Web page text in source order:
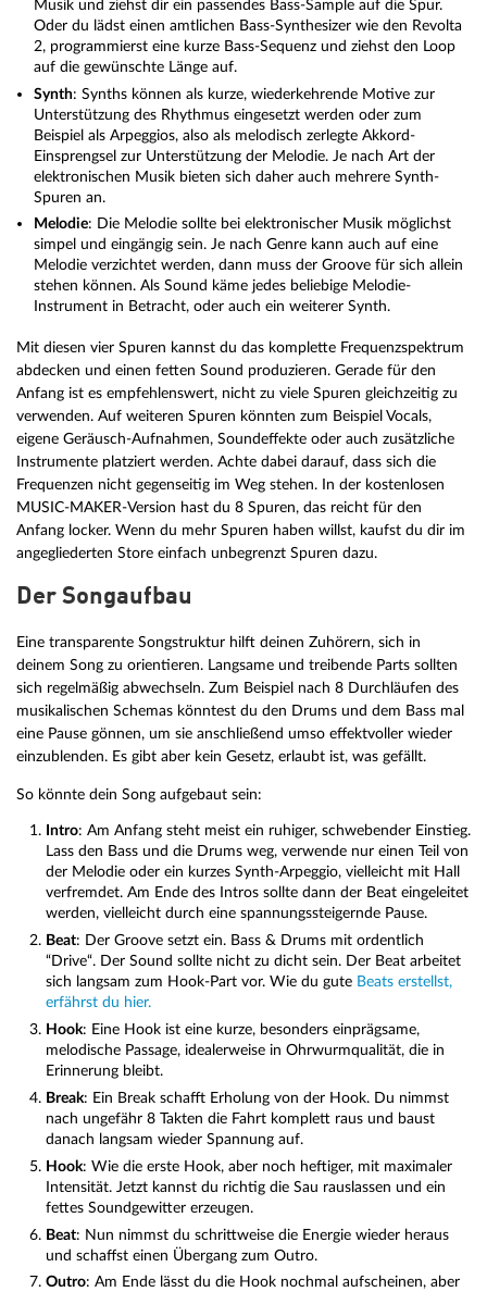
Musik und ziehst dir ein passendes Bass-Sample auf die Spur.
Oder du lädst einen amtlichen Bass-Synthesizer wie den Revolta
2, programmierst eine kurze Bass-Sequenz und ziehst den Loop
auf die gewünschte Länge auf.
Synth: Synths können als kurze, wiederkehrende Motive zur
Unterstützung des Rhythmus eingesetzt werden oder zum
Beispiel als Arpeggios, also als melodisch zerlegte Akkord-
Einsprengsel zur Unterstützung der Melodie. Je nach Art der
elektronischen Musik bieten sich daher auch mehrere Synth-
Spuren an.
Melodie: Die Melodie sollte bei elektronischer Musik möglichst
simpel und eingängig sein. Je nach Genre kann auch auf eine
Melodie verzichtet werden, dann muss der Groove für sich allein
stehen können. Als Sound käme jedes beliebige Melodie-
Instrument in Betracht, oder auch ein weiterer Synth.
Mit diesen vier Spuren kannst du das komplette Frequenzspektrum
abdecken und einen fetten Sound produzieren. Gerade für den
Anfang ist es empfehlenswert, nicht zu viele Spuren gleichzeitig zu
verwenden. Auf weiteren Spuren könnten zum Beispiel Vocals,
eigene Geräusch-Aufnahmen, Soundeffekte oder auch zusätzliche
Instrumente platziert werden. Achte dabei darauf, dass sich die
Frequenzen nicht gegenseitig im Weg stehen. In der kostenlosen
MUSIC-MAKER-Version hast du 8 Spuren, das reicht für den
Anfang locker. Wenn du mehr Spuren haben willst, kaufst du dir im
angegliederten Store einfach unbegrenzt Spuren dazu.
Der Songaufbau
Eine transparente Songstruktur hilft deinen Zuhörern, sich in
deinem Song zu orientieren. Langsame und treibende Parts sollten
sich regelmäßig abwechseln. Zum Beispiel nach 8 Durchläufen des
musikalischen Schemas könntest du den Drums und dem Bass mal
eine Pause gönnen, um sie anschließend umso effektvoller wieder
einzublenden. Es gibt aber kein Gesetz, erlaubt ist, was gefällt.
So könnte dein Song aufgebaut sein:
Intro: Am Anfang steht meist ein ruhiger, schwebender Einstieg.
Lass den Bass und die Drums weg, verwende nur einen Teil von
der Melodie oder ein kurzes Synth-Arpeggio, vielleicht mit Hall
verfremdet. Am Ende des Intros sollte dann der Beat eingeleitet
werden, vielleicht durch eine spannungssteigernde Pause.
Beat: Der Groove setzt ein. Bass & Drums mit ordentlich
“Drive“. Der Sound sollte nicht zu dicht sein. Der Beat arbeitet
sich langsam zum Hook-Part vor. Wie du gute Beats erstellst,
erfährst du hier.
Hook: Eine Hook ist eine kurze, besonders einprägsame,
melodische Passage, idealerweise in Ohrwurmqualität, die in
Erinnerung bleibt.
Break: Ein Break schafft Erholung von der Hook. Du nimmst
nach ungefähr 8 Takten die Fahrt komplett raus und baust
danach langsam wieder Spannung auf.
Hook: Wie die erste Hook, aber noch heftiger, mit maximaler
Intensität. Jetzt kannst du richtig die Sau rauslassen und ein
fettes Soundgewitter erzeugen.
Beat: Nun nimmst du schrittweise die Energie wieder heraus
und schaffst einen Übergang zum Outro.
Outro: Am Ende lässt du die Hook nochmal aufscheinen, aber